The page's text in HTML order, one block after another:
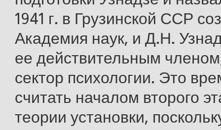
1941 г. в Грузинской ССР
Академия наук, и Д.Н.
ее действительным
сектор психологии. Это
считать началом второго
теории установки,